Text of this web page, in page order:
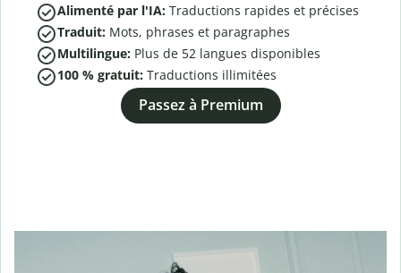
Alimenté par l'IA: Traductions rapides et précises
Traduit: Mots, phrases et paragraphes
Multilingue: Plus de 52 langues disponibles
100 % gratuit: Traductions illimitées
Passez à Premium